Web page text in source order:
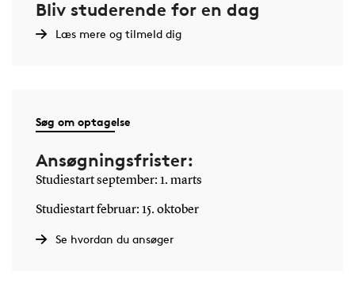
Bliv studerende for en dag
Læs mere og tilmeld dig
Søg om optagelse
Ansøgningsfrister:
Studiestart september: 1. marts
Studiestart februar: 15. oktober
Se hvordan du ansøger